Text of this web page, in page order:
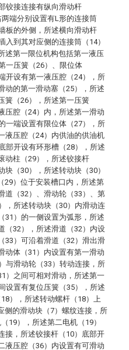
铰接连接有纵向滑动杆
两端分别设置有L形的连接筒
板的外侧，所述横向滑动杆
入到其对应侧的连接筒（14）
述第一限位机构包括第一液压
一压簧（26）、限位体
开设有第一液压腔（24），所
动的第一滑动塞（25），所述
簧（26），所述第一压簧
压腔（24）内，所述第一滑动
一端设置有限位体（27），所
液压腔（24）内供油的供油机
部开设有环形槽（28），所述
动柱（29），所述铰接杆
块（30），所述转动块（30）
29）位于安装槽口内，所述第
道（32）、滑动轮（33）、第
，所述转动块（30）内滑动连
31）的一侧设置为弧形，所述
（32），所述滑道（32）内设
33）可沿着滑道（32）滑出滑
动体（31）内设置有第一滑动
与滑动轮（33）转动连接，所
）之间可相对滑动，所述第一
设置有复位压簧（35），所述
），所述转动螺杆（18）上
侧的滑动块（7）螺纹连接，所
19），所述第二电机（19）
接，所述铰接杆（10）底部开
液压腔（36）内设置有可滑动